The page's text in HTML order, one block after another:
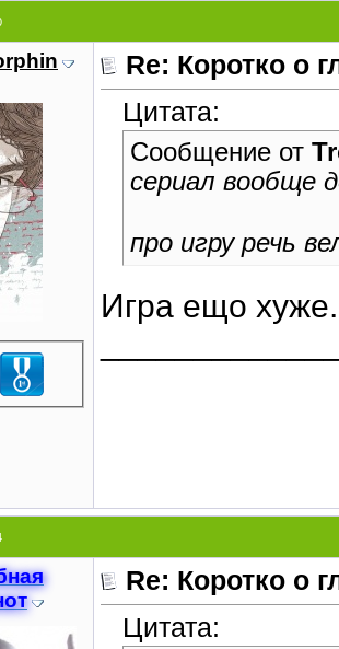
Re: Коротко о
Цитата:
Сообщение от
сериал вообще
про игру речь
Игра ещо
Re: Коротко о
Цитата: